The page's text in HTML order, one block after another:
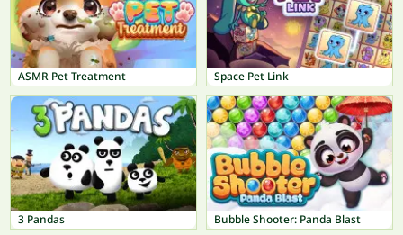
ASMR Pet Treatment Space Pet Link
3 Pandas Bubble Shooter: Panda Blast